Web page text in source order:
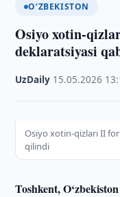
O‘ZBEKISTON
Osiyo xotin-
deklaratsiyasi
UzDaily 15.05.2026
Osiyo xotin-qizlari II
qilindi
Toshkent,